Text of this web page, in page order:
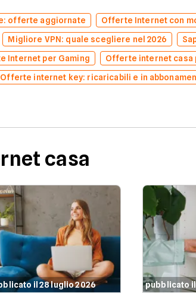
offerte aggiornate Offerte Internet con
Migliore VPN: quale scegliere nel 2026
Internet per Gaming Offerte internet casa
Offerte internet key: ricaricabili e in
casa
il 28 luglio 2026 pubblicato